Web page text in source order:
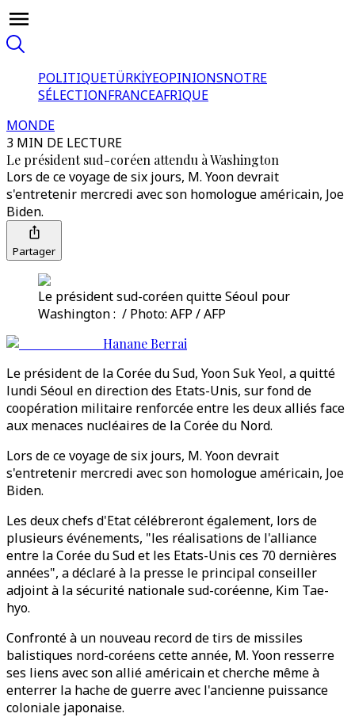
POLITIQUETÜRKİYEOPINIONSNOTRE
SÉLECTIONFRANCEAFRIQUE
MONDE
3 MIN DE LECTURE
Le président sud-coréen attendu à Washington
Lors de ce voyage de six jours, M. Yoon devrait
s'entretenir mercredi avec son homologue américain, Joe
Biden.
Partager
Le président sud-coréen quitte Séoul pour
Washington : / Photo: AFP / AFP
Hanane Berrai
Le président de la Corée du Sud, Yoon Suk Yeol, a quitté
lundi Séoul en direction des Etats-Unis, sur fond de
coopération militaire renforcée entre les deux alliés face
aux menaces nucléaires de la Corée du Nord.
Lors de ce voyage de six jours, M. Yoon devrait
s'entretenir mercredi avec son homologue américain, Joe
Biden.
Les deux chefs d'Etat célébreront également, lors de
plusieurs événements, "les réalisations de l'alliance
entre la Corée du Sud et les Etats-Unis ces 70 dernières
années", a déclaré à la presse le principal conseiller
adjoint à la sécurité nationale sud-coréenne, Kim Tae-
hyo.
Confronté à un nouveau record de tirs de missiles
balistiques nord-coréens cette année, M. Yoon resserre
ses liens avec son allié américain et cherche même à
enterrer la hache de guerre avec l'ancienne puissance
coloniale japonaise.